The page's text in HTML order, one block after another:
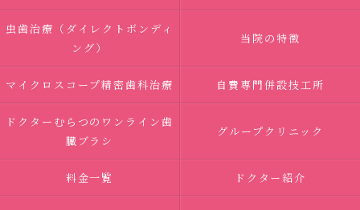
虫歯治療（ダイレクトボンディ
ング）
当院の特徴
マイクロスコープ精密歯科治療 自費専門併設技工所
ドクターむらつのワンライン歯
臓ブラシ
グループクリニック
料金一覧 ドクター紹介